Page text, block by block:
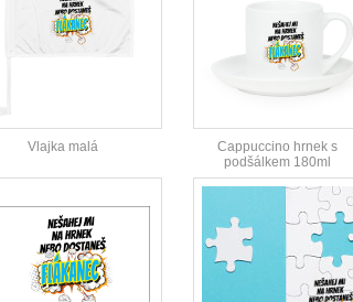
Vlajka malá
Cappuccino hrnek s
podšálkem 180ml